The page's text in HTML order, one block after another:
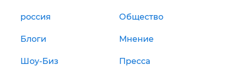
россия Общество
Блоги Мнение
Шоу-Биз Пресса